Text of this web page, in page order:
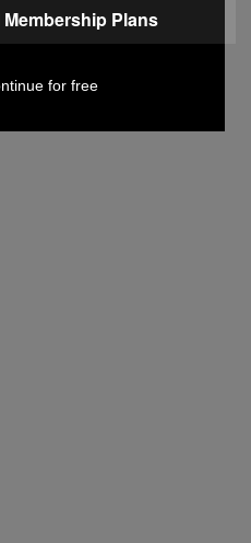
do lobby das
Membership Plans
for free